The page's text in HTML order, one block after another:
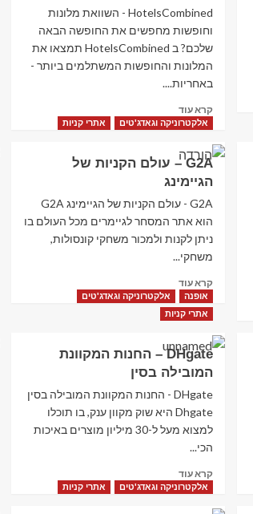
במחירים
הכי
טובים
HotelsCombined - השוואת מלונות
וחופשות מחפשים את החופשה הבאה
שלכם? ב HotelsCombined תמצאו את
המלונות והחופשות המשתלמים ביותר -
באחריות....
קרא עודRead
more
HotelsCombined
–
השוואת
מחירי
וחופשות
אלקטרוניקה וגאדג'טים אתרי קניות
G2A – עולם הקניות של
הגיימינג
G2A - עולם הקניות של הגיימינג G2A
הוא אתר המסחר לגיימרים מכל העולם בו
ניתן לקנות ולמכור משחקי קונסולות,
משחקי...
קרא עודRead
more
about
–
עולם
הקניות
הגיימינג
אופנה
אלקטרוניקה וגאדג'טים
אתרי קניות
DHgate – החנות המקוונת
המובילה בסין
DHgate - החנות המקוונת המובילה בסין
Dhgate היא שוק מקוון ענק, בו תוכלו
למצוא מעל ל-30 מיליון מוצרים באיכות
הכי...
קרא עודRead
more
אלקטרוניקה וגאדג'טים אתרי קניות